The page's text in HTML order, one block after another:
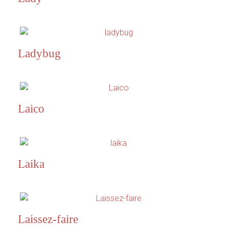
Ladybug
Laico
Laika
Laissez-faire